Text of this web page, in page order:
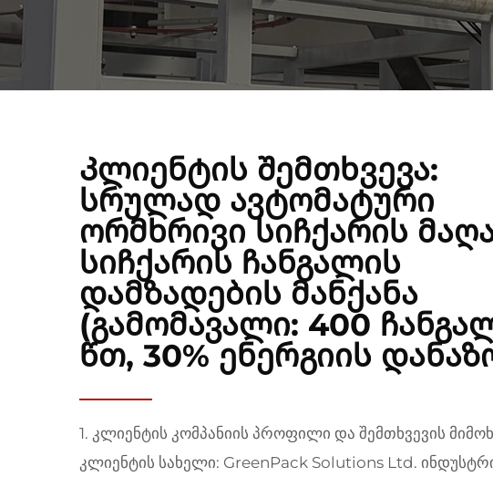
Კლიენტის შემთხვევა:
სრულად ავტომატური
ორმხრივი სიჩქარის
სიჩქარის ჩანგალის
დამზადების მანქანა
(გამომავალი: 400
წთ, 30% ენერგიის
1. კლიენტის კომპანიის პროფილი და შემთხვევის
კლიენტის სახელი: GreenPack Solutions Ltd.